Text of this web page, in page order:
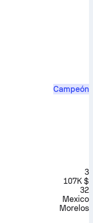
Campeón
3
107K $
32
Mexico
Morelos